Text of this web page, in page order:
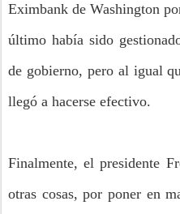
Eximbank de Washington
último había sido
de gobierno, pero al igual
llegó a hacerse efectivo.
Finalmente, el presidente
otras cosas, por poner en